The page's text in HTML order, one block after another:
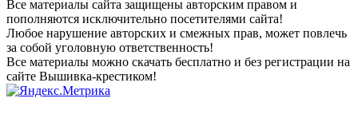
Все материалы сайта защищены авторским правом и
пополняются исключительно посетителями сайта!
Любое нарушение авторских и смежных прав, может повлечь
за собой уголовную ответственность!
Все материалы можно скачать бесплатно и без регистрации на
сайте Вышивка-крестиком!